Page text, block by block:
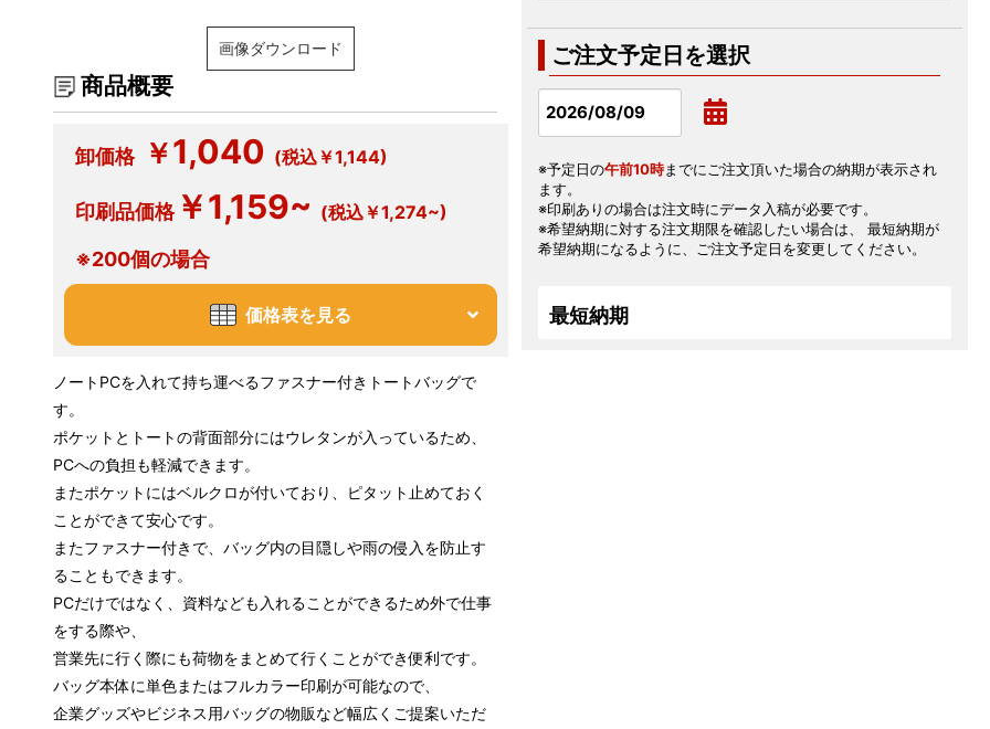
画像ダウンロード
商品概要
卸価格 ￥1,040 (税込￥1,144)
印刷品価格￥1,159~ (税込￥1,274~)
※200個の場合
価格表を見る
ノートPCを入れて持ち運べるファスナー付きトートバッグで
す。
ポケットとトートの背面部分にはウレタンが入っているため、
PCへの負担も軽減できます。
またポケットにはベルクロが付いており、ピタット止めておく
ことができて安心です。
またファスナー付きで、バッグ内の目隠しや雨の侵入を防止す
ることもできます。
PCだけではなく、資料なども入れることができるため外で仕事
をする際や、
営業先に行く際にも荷物をまとめて行くことができ便利です。
バッグ本体に単色またはフルカラー印刷が可能なので、
企業グッズやビジネス用バッグの物販など幅広くご提案いただ
ご注文予定日を選択
※予定日の午前10時までにご注文頂いた場合の納期が表示され
ます。
※印刷ありの場合は注文時にデータ入稿が必要です。
※希望納期に対する注文期限を確認したい場合は、 最短納期が
希望納期になるように、ご注文予定日を変更してください。
最短納期